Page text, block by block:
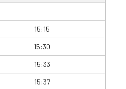
15:15
15:30
15:33
15:37